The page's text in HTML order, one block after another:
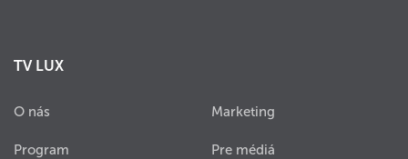
TV LUX
O nás
Program
Marketing
Pre médiá